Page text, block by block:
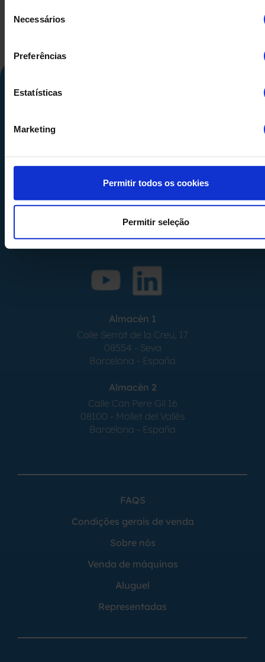
Necessários
Preferências
Estatísticas
Marketing
Permitir todos os cookies
Permitir seleção
Les Franqueses del Valles
Barcelona-España
+34 936 460 403
info@comquima.com
Almacén 1
Calle Serrat de la Creu, 17
08554 - Seva
Barcelona - España
Almacén 2
Calle Can Pere Gil 16
08100 - Mollet del Vallés
Barcelona - España
FAQS
Condições gerais de venda
Sobre nós
Venda de máquinas
Aluguel
Representadas